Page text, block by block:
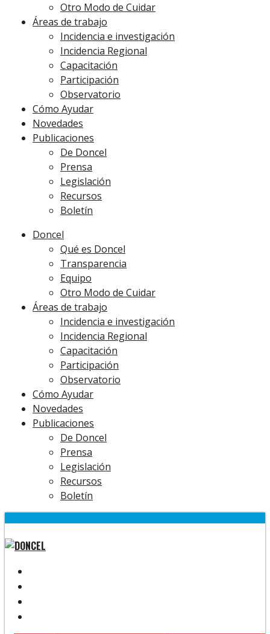
Otro Modo de Cuidar
Áreas de trabajo
Incidencia e investigación
Incidencia Regional
Capacitación
Participación
Observatorio
Cómo Ayudar
Novedades
Publicaciones
De Doncel
Prensa
Legislación
Recursos
Boletín
Doncel
Qué es Doncel
Transparencia
Equipo
Otro Modo de Cuidar
Áreas de trabajo
Incidencia e investigación
Incidencia Regional
Capacitación
Participación
Observatorio
Cómo Ayudar
Novedades
Publicaciones
De Doncel
Prensa
Legislación
Recursos
Boletín